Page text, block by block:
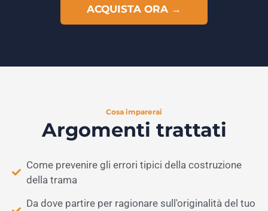
ACQUISTA ORA →
Cosa imparerai
Argomenti trattati
Come prevenire gli errori tipici della costruzione
della trama
Da dove partire per ragionare sull'originalità del tuo